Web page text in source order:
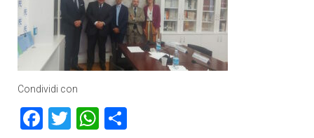
Condividi con
Facebook
TwitterWhatsApp